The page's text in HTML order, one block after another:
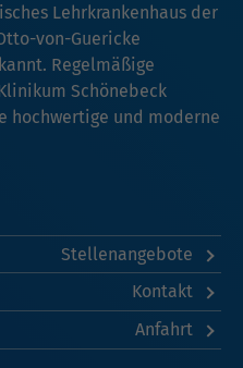
Lehrkrankenhaus der
von-Guericke
Regelmäßige
Schönebeck
hochwertige und moderne
Stellenangebote
Kontakt
Anfahrt